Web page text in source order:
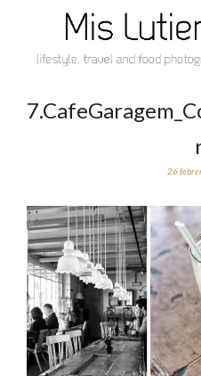
26